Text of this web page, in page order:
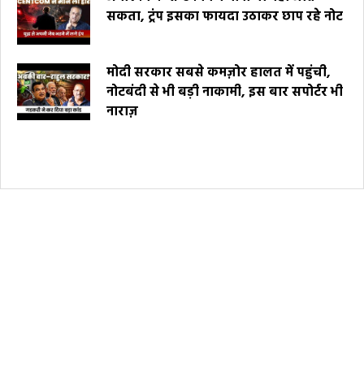
सकता, ट्रंप इसका फायदा उठाकर छाप रहे नोट
मोदी सरकार सबसे कमज़ोर हालत में पहुंची,
नोटबंदी से भी बड़ी नाकामी, इस बार सपोर्टर भी
नाराज़